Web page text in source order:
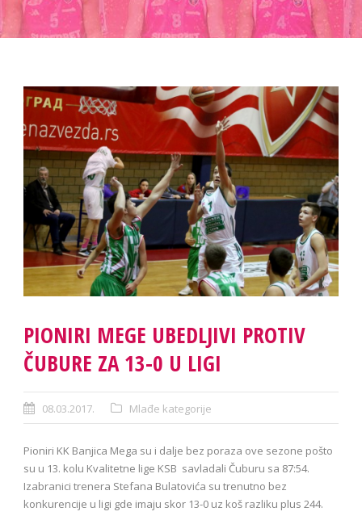
PIONIRI MEGE UBEDLJIVI PROTIV
ČUBURE ZA 13-0 U LIGI
08.03.2017. Mlađe kategorije
Pioniri KK Banjica Mega su i dalje bez poraza ove sezone pošto
su u 13. kolu Kvalitetne lige KSB savladali Čuburu sa 87:54.
Izabranici trenera Stefana Bulatovića su trenutno bez
konkurencije u ligi gde imaju skor 13-0 uz koš razliku plus 244.